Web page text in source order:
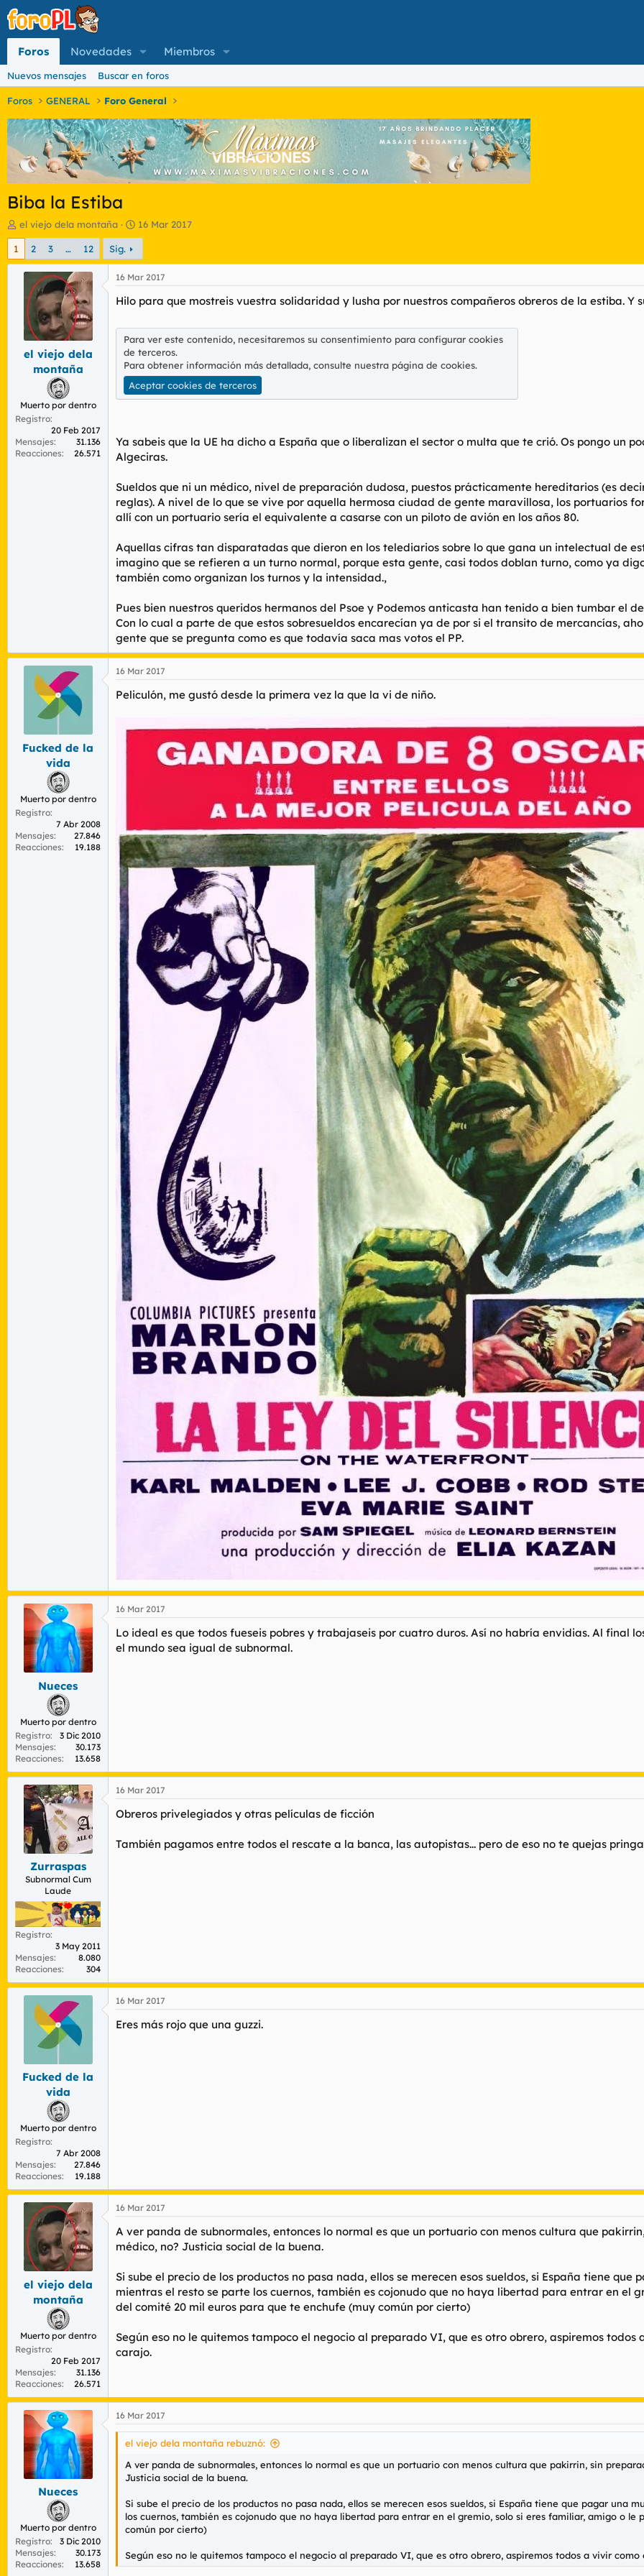
Foros Novedades Miembros
Nuevos mensajes Buscar en foros
Foros GENERAL Foro General
Biba la Estiba
I
n
c
d
e
m
a
el viejo dela montaña
F
e
h
a
d
e
n
i
c
i
o
16 Mar 2017
1 2 3 … 12 Sig.
el viejo dela
montaña
Muerto por dentro
Registro
20 Feb 2017
Mensajes
31.136
Reacciones
26.571
16 Mar 2017
Hilo para que mostreis vuestra solidaridad y lusha por nuestros compañeros obreros de la estiba. Y
Para ver este contenido, necesitaremos su consentimiento para configurar cookies
de terceros.
Para obtener información más detallada, consulte nuestra página de cookies.
Aceptar cookies de terceros
Ya sabeis que la UE ha dicho a España que o liberalizan el sector o multa que te crió. Os pongo un
Algeciras.
Sueldos que ni un médico, nivel de preparación dudosa, puestos prácticamente hereditarios (es
reglas). A nivel de lo que se vive por aquella hermosa ciudad de gente maravillosa, los portuarios
allí con un portuario sería el equivalente a casarse con un piloto de avión en los años 80.
Aquellas cifras tan disparatadas que dieron en los telediarios sobre lo que gana un intelectual de
imagino que se refieren a un turno normal, porque esta gente, casi todos doblan turno, como ya
también como organizan los turnos y la intensidad.,
Pues bien nuestros queridos hermanos del Psoe y Podemos anticasta han tenido a bien tumbar el
Con lo cual a parte de que estos sobresueldos encarecían ya de por si el transito de mercancías,
gente que se pregunta como es que todavía saca mas votos el PP.
Fucked de la
vida
Muerto por dentro
Registro
7 Abr 2008
Mensajes
27.846
Reacciones
19.188
16 Mar 2017
Peliculón, me gustó desde la primera vez la que la vi de niño.
Nueces
Muerto por dentro
Registro
3 Dic 2010
Mensajes
30.173
Reacciones
13.658
16 Mar 2017
Lo ideal es que todos fueseis pobres y trabajaseis por cuatro duros. Así no habría envidias. Al final
el mundo sea igual de subnormal.
Zurraspas
Subnormal Cum
Laude
Registro
3 May 2011
Mensajes
8.080
Reacciones
304
16 Mar 2017
Obreros privelegiados y otras películas de ficción
También pagamos entre todos el rescate a la banca, las autopistas... pero de eso no te quejas
Fucked de la
vida
Muerto por dentro
Registro
7 Abr 2008
Mensajes
27.846
Reacciones
19.188
16 Mar 2017
Eres más rojo que una guzzi.
el viejo dela
montaña
Muerto por dentro
Registro
20 Feb 2017
Mensajes
31.136
Reacciones
26.571
16 Mar 2017
A ver panda de subnormales, entonces lo normal es que un portuario con menos cultura que
médico, no? Justicia social de la buena.
Si sube el precio de los productos no pasa nada, ellos se merecen esos sueldos, si España tiene
mientras el resto se parte los cuernos, también es cojonudo que no haya libertad para entrar en el
del comité 20 mil euros para que te enchufe (muy común por cierto)
Según eso no le quitemos tampoco el negocio al preparado VI, que es otro obrero, aspiremos
carajo.
Nueces
Muerto por dentro
Registro
3 Dic 2010
Mensajes
30.173
Reacciones
13.658
16 Mar 2017
el viejo dela montaña rebuznó:
A ver panda de subnormales, entonces lo normal es que un portuario con menos cultura que pakirrin, sin
Justicia social de la buena.
Si sube el precio de los productos no pasa nada, ellos se merecen esos sueldos, si España tiene que pagar una
los cuernos, también es cojonudo que no haya libertad para entrar en el gremio, solo si eres familiar, amigo o
común por cierto)
Según eso no le quitemos tampoco el negocio al preparado VI, que es otro obrero, aspiremos todos a vivir